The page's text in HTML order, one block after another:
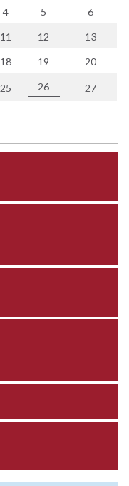
4 5 6
11 12 13
18 19 20
25 26 27